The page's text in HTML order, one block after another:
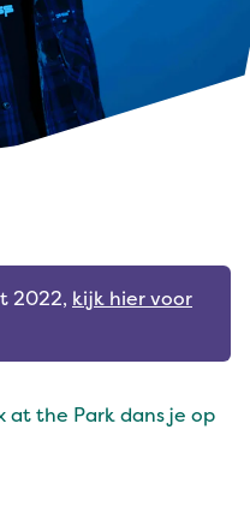
2022, kijk hier voor
at the Park dans je op